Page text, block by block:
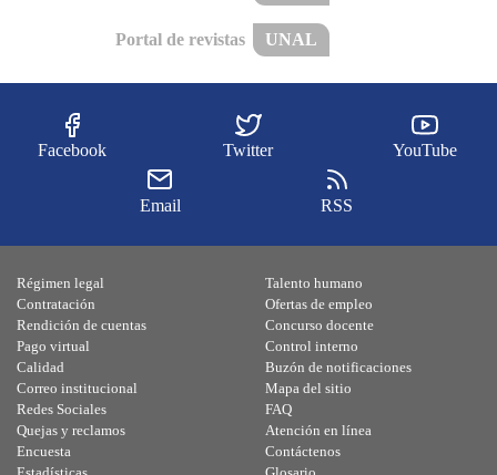
Portal de revistas UNAL
Facebook Twitter YouTube
Email RSS
Régimen legal
Contratación
Rendición de cuentas
Pago virtual
Calidad
Talento humano
Ofertas de empleo
Concurso docente
Control interno
Buzón de notificaciones
Correo institucional
Redes Sociales
Quejas y reclamos
Encuesta
Mapa del sitio
FAQ
Atención en línea
Contáctenos